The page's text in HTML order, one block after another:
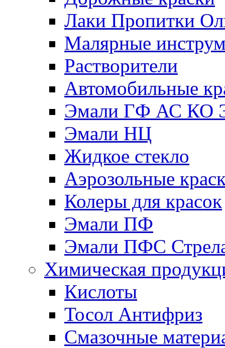
Лаки Пропитки
Малярные
Растворители
Автомобильные
Эмали ГФ АС КО
Эмали НЦ
Жидкое стекло
Аэрозольные
Колеры для красок
Эмали ПФ
Эмали ПФС
Химическая
Кислоты
Тосол Антифриз
Смазочные